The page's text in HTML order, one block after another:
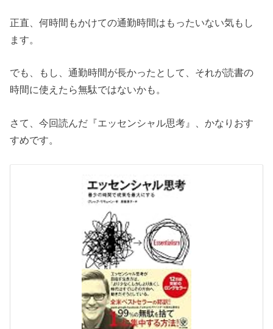
正直、何時間もかけての通勤時間はもったいない気もし
ます。
でも、もし、通勤時間が長かったとして、それが読書の
時間に使えたら無駄ではないかも。
さて、今回読んだ『エッセンシャル思考』、かなりおす
すめです。